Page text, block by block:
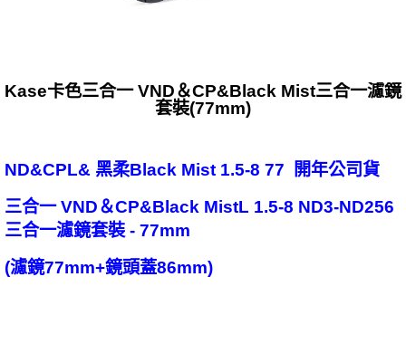
Kase卡色三合一 VND＆CP&Black Mist三合一濾鏡
套裝(77mm)
ND&CPL& 黑柔Black Mist 1.5-8 77 開年公司貨
三合一 VND＆CP&Black MistL 1.5-8 ND3-ND256
三合一濾鏡套裝 - 77mm
(濾鏡77mm+鏡頭蓋86mm)